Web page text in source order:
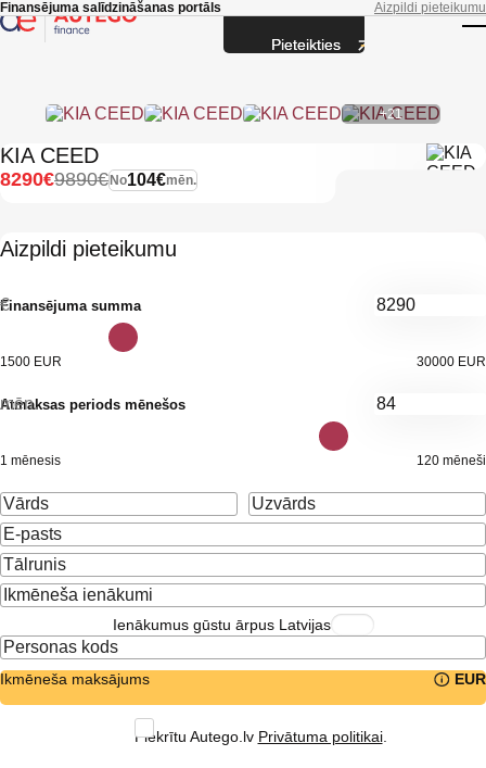
Skip to main content
Finansējuma salīdzināšanas portāls Aizpildi pieteikumu
+21
KIA CEED
No104€mēn.
9890€
8290€
Aizpildi pieteikumu
Finansējuma summa
€
1500 EUR 30000 EUR
Atmaksas periods mēnešos
mēn.
1 mēnesis 120 mēneši
Ienākumus gūstu ārpus Latvijas
Ikmēneša maksājums EUR
Piekrītu Autego.lv Privātuma politikai.